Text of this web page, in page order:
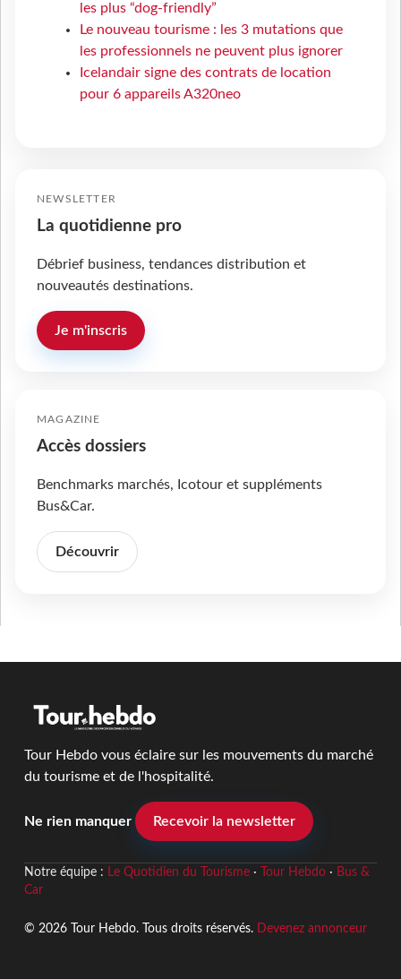
les plus “dog-friendly”
Le nouveau tourisme : les 3 mutations que
les professionnels ne peuvent plus ignorer
Icelandair signe des contrats de location
pour 6 appareils A320neo
NEWSLETTER
La quotidienne pro
Débrief business, tendances distribution et
nouveautés destinations.
Je m'inscris
MAGAZINE
Accès dossiers
Benchmarks marchés, Icotour et suppléments
Bus&Car.
Découvrir
Tour Hebdo vous éclaire sur les mouvements du marché
du tourisme et de l'hospitalité.
Ne rien manquer Recevoir la newsletter
Notre équipe : Le Quotidien du Tourisme· Tour Hebdo· Bus &
Car
© 2026 Tour Hebdo. Tous droits réservés. Devenez annonceur